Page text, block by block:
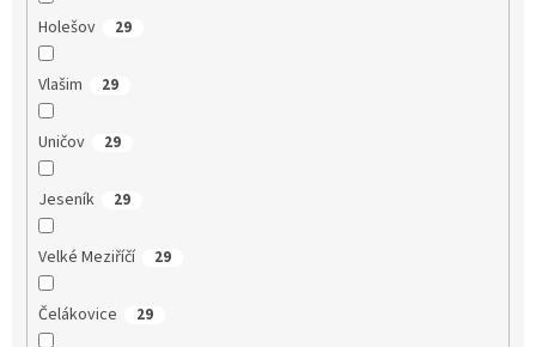
Holešov 29
Vlašim 29
Uničov 29
Jeseník 29
Velké Meziříčí 29
Čelákovice 29